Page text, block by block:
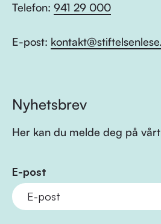
Telefon: 941 29 000
E-post:
Nyhetsbrev
Her kan du melde deg på
E-post